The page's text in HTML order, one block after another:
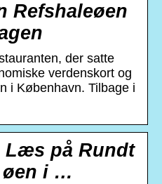
Refshaleøen
der satte
verdenskort og
i København. Tilbage i
Læs på Rundt
øen i …